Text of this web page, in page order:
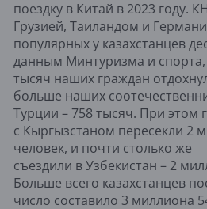
поездку в Китай в 2023 году.
Грузией, Таиландом и
популярных у казахстанцев
данным Минтуризма и
тысяч наших граждан
больше наших
Турции – 758 тысяч. При этом
с Кыргызстаном пересекли 2
человек, и почти столько же
съездили в Узбекистан – 2
Больше всего казахстанцев
число составило 3 миллиона